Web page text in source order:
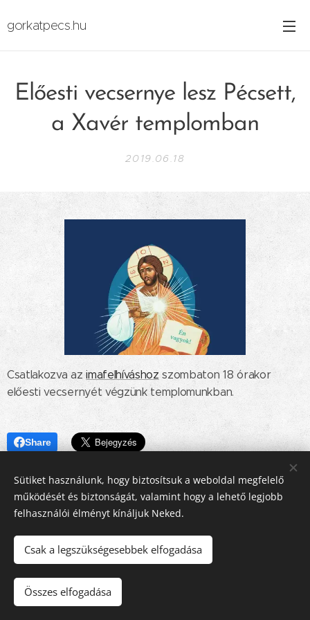
gorkatpecs.hu
Előesti vecsernye lesz Pécsett,
a Xavér templomban
2019.06.18
Csatlakozva azimafelhíváshoz szombaton 18 órakor
előesti vecsernyét végzünk templomunkban.
Share
© 2016-2026 Pécsi Görögkatolikus Parókia | 7624 Pécs, Alajos u.
Az oldalt a
Sütiket használunk, hogy biztosítsuk a weboldal megfelelő
működését és biztonságát, valamint hogy a lehető legjobb
felhasználói élményt kínáljuk Neked.
Csak a legszükségesebbek elfogadása
Összes elfogadása